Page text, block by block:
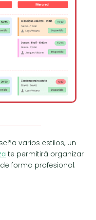
varios estilos, un
te permitirá organizar
forma profesional.